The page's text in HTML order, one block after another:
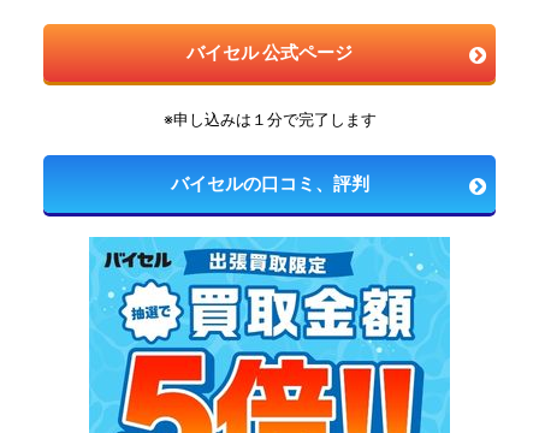
バイセル 公式ページ
※申し込みは１分で完了します
バイセルの口コミ、評判